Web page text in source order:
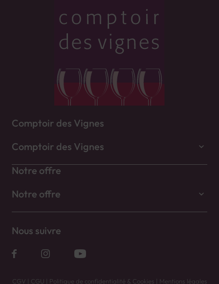
Comptoir des Vignes
Comptoir des Vignes
Notre offre
Notre offre
Nous suivre
CGV | CGU | Politique de confidentialité & Cookies | Mentions légales